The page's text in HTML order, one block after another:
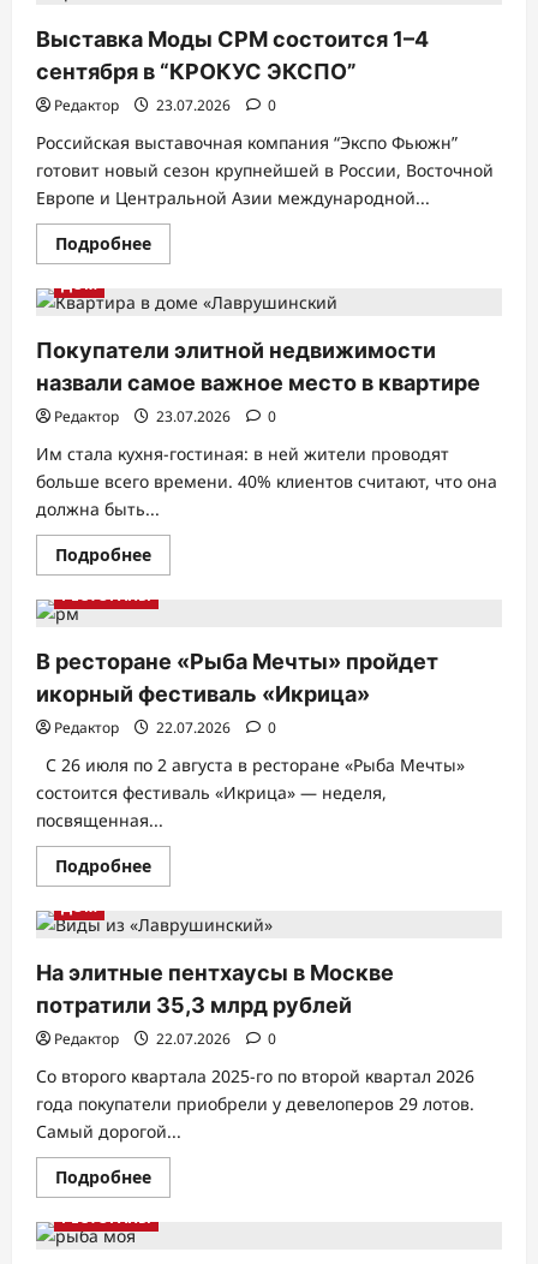
до
оленины:
RIBS
примет
участие
в
ТАЙГАСТРО
Выставка Моды CPM состоится 1–4
сентября в “КРОКУС ЭКСПО”
Редактор 23.07.2026 0
Российская выставочная компания “Экспо Фьюжн”
готовит новый сезон крупнейшей в России, Восточной
Европе и Центральной Азии международной...
ПодробнееПрочитать
больше
Выставка
Моды
состоится
1–
4
сентября
в
“КРОКУС
ДОМ
Покупатели элитной недвижимости
назвали самое важное место в квартире
Редактор 23.07.2026 0
Им стала кухня-гостиная: в ней жители проводят
больше всего времени. 40% клиентов считают, что она
должна быть...
ПодробнееПрочитать
больше
Покупатели
назвали
самое
важное
место
в
квартире
РЕСТОРАНЫ
В ресторане «Рыба Мечты» пройдет
икорный фестиваль «Икрица»
Редактор 22.07.2026 0
С 26 июля по 2 августа в ресторане «Рыба Мечты»
состоится фестиваль «Икрица» — неделя,
посвященная...
ПодробнееПрочитать
больше
ресторане
Мечты»
пройдет
икорный
фестиваль
«Икрица»
ДОМ
На элитные пентхаусы в Москве
потратили 35,3 млрд рублей
Редактор 22.07.2026 0
Со второго квартала 2025-го по второй квартал 2026
года покупатели приобрели у девелоперов 29 лотов.
Самый дорогой...
ПодробнееПрочитать
больше
На
РЕСТОРАНЫ